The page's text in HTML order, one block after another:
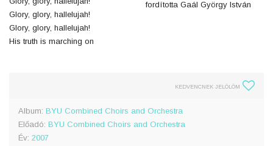
Glory, glory, hallelujah!
Glory, glory, hallelujah!
His truth is marching on
fordította Gaál György István
KEDVENCNEK JELÖLÖM
Album: BYU Combined Choirs and Orchestra
Előadó: BYU Combined Choirs and Orchestra
Év: 2007